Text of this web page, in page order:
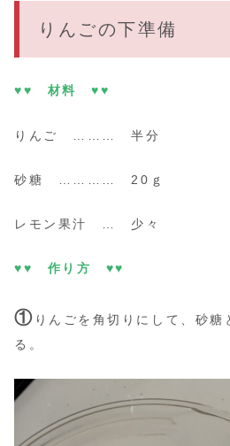
りんごの下準備
♥♥ 材料 ♥♥
りんご ……… 半分
砂糖 ………… 20ｇ
レモン果汁 … 少々
♥♥ 作り方 ♥♥
① りんごを角切りにして、砂糖
る。